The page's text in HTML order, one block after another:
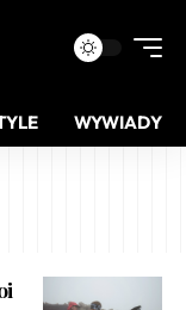
WYWIADY